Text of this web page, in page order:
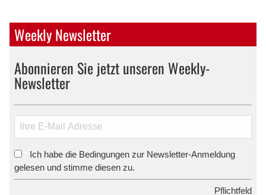
Weekly Newsletter
Abonnieren Sie jetzt unseren Weekly-
Newsletter
Ich habe die Bedingungen zur Newsletter-Anmeldung
gelesen und stimme diesen zu.
Pflichtfeld